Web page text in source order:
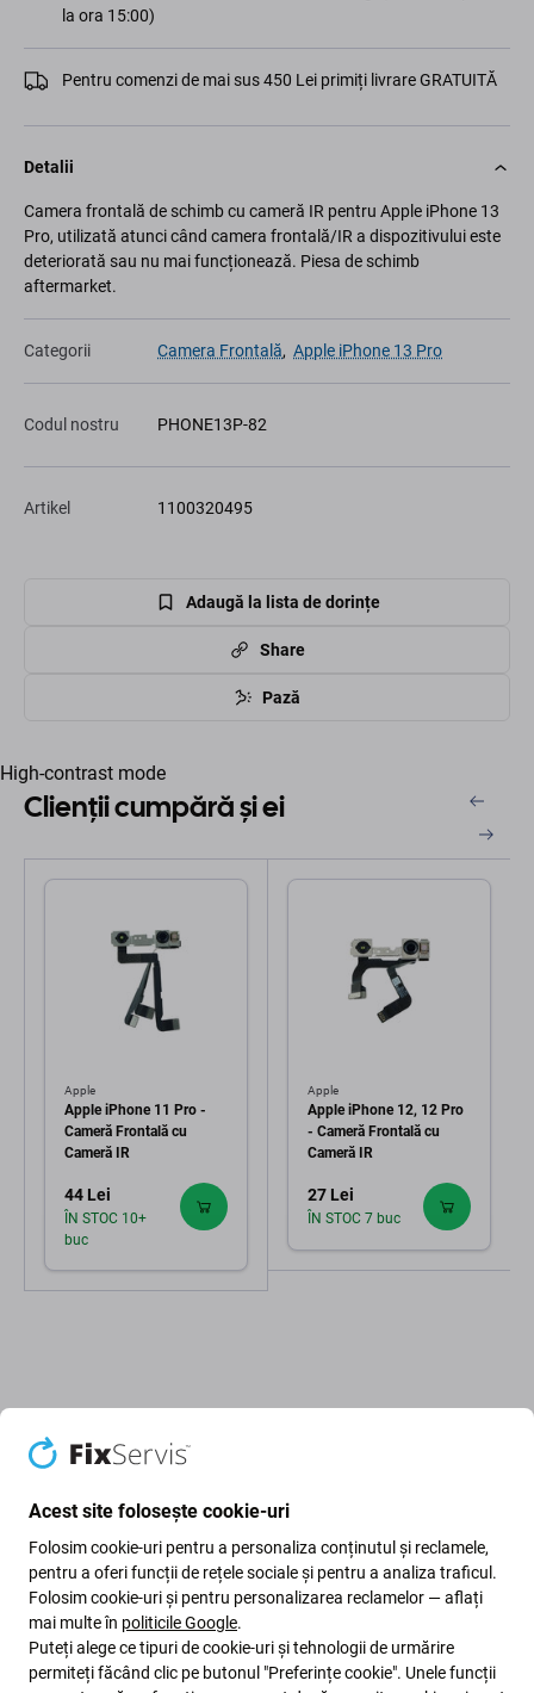
la ora 15:00)
Pentru comenzi de mai sus 450 Lei primiți livrare GRATUITĂ
Detalii
Camera frontală de schimb cu cameră IR pentru Apple iPhone 13
Pro, utilizată atunci când camera frontală/IR a dispozitivului este
deteriorată sau nu mai funcționează. Piesa de schimb
aftermarket.
Categorii Camera Frontală, Apple iPhone 13 Pro
Codul nostru PHONE13P-82
Artikel 1100320495
Adaugă la lista de dorințe
Share
Pază
High-contrast mode
Clienții cumpără și ei
Apple
Apple iPhone 11 Pro -
Cameră Frontală cu
Cameră IR
44 Lei
ÎN STOC 10+
buc
Apple
Apple iPhone 12, 12 Pro
- Cameră Frontală cu
Cameră IR
27 Lei
ÎN STOC 7 buc
Descriere și specificații
Cameră frontală cu cameră IR pentru
Apple iPhone 13 Pro
Dacăcamera frontalăsaucamera IRnu mai
Acest site folosește cookie-uri
Folosim cookie-uri pentru a personaliza conținutul și reclamele,
pentru a oferi funcții de rețele sociale și pentru a analiza traficul.
Folosim cookie-uri și pentru personalizarea reclamelor — aflați
mai multe în politicile Google.
Puteți alege ce tipuri de cookie-uri și tehnologii de urmărire
permiteți făcând clic pe butonul "Preferințe cookie". Unele funcții